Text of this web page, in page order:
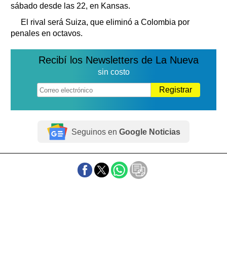
sábado desde las 22, en Kansas.
El rival será Suiza, que eliminó a Colombia por
penales en octavos.
Recibí los Newsletters de La Nueva
sin costo
Registrar
Seguinos en Google Noticias